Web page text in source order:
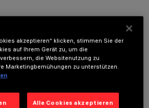
akzeptieren“ klicken, stimmen Sie der
auf Ihrem Gerät zu, um die
die Websitenutzung zu
Marketingbemühungen zu unterstützen.
Alle Cookies akzeptieren